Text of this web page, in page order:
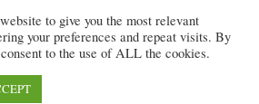
All rights reserved - Etnie -
to give you the most relevant
your preferences and repeat visits. By
to the use of ALL the cookies.